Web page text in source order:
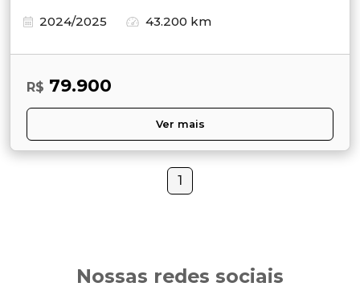
2024/2025
43.200 km
R$ 79.900
Ver mais
1
Nossas redes sociais